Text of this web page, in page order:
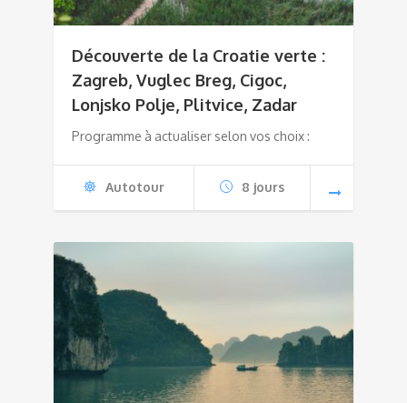
Découverte de la Croatie verte :
Zagreb, Vuglec Breg, Cigoc,
Lonjsko Polje, Plitvice, Zadar
Programme à actualiser selon vos choix :
Autotour 8 jours